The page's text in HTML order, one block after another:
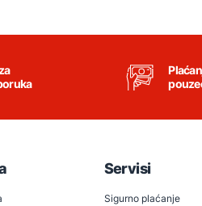
Servisi
Sigurno plaćanje